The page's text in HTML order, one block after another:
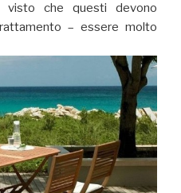
che questi devono
– essere molto